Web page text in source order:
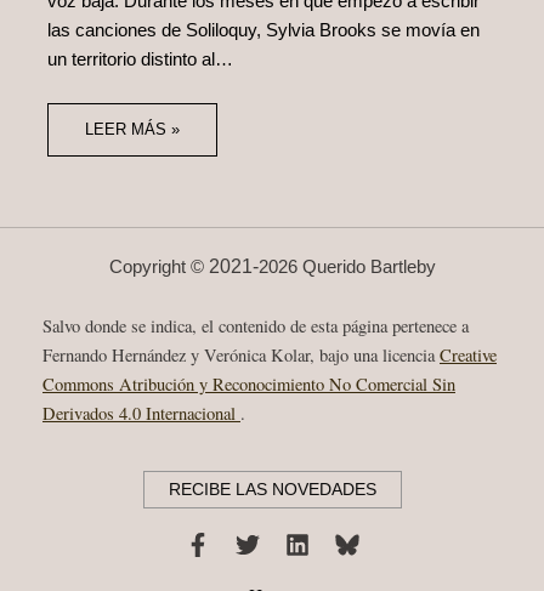
las canciones de Soliloquy, Sylvia Brooks se movía en
un territorio distinto al…
LEER MÁS »
Copyright © 2021-2026 Querido Bartleby
Salvo donde se indica, el contenido de esta página pertenece a
Fernando Hernández y Verónica Kolar, bajo una licenciaCreative
Commons Atribución y Reconocimiento No Comercial Sin
Derivados 4.0 Internacional .
RECIBE LAS NOVEDADES